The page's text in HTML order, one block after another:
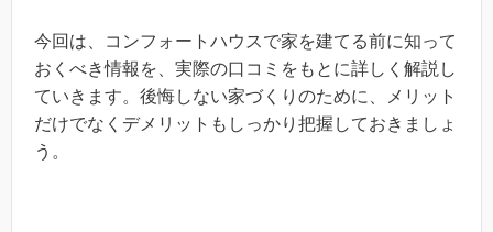
今回は、コンフォートハウスで家を建てる前に知って
おくべき情報を、実際の口コミをもとに詳しく解説し
ていきます。後悔しない家づくりのために、メリット
だけでなくデメリットもしっかり把握しておきましょ
う。